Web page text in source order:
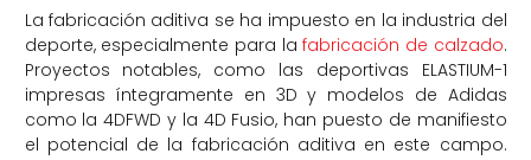
La fabricación aditiva se ha impuesto en la industria del
deporte, especialmente para lafabricación de calzado.
Proyectos notables, como las deportivas ELASTIUM-1
impresas íntegramente en 3D y modelos de Adidas
como la 4DFWD y la 4D Fusio, han puesto de manifiesto
el potencial de la fabricación aditiva en este campo.